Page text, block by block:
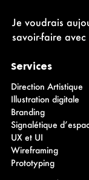
Je voudrais
savoir-faire avec
Services
Direction Artistique
Illustration digitale
Branding
Signalétique
UX et UI
Wireframing
Prototyping